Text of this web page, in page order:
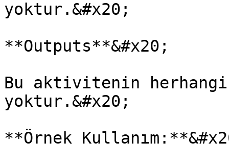
yoktur.&#x20;
**Outputs**&#x20;
Bu aktivitenin
yoktur.&#x20;
**Örnek